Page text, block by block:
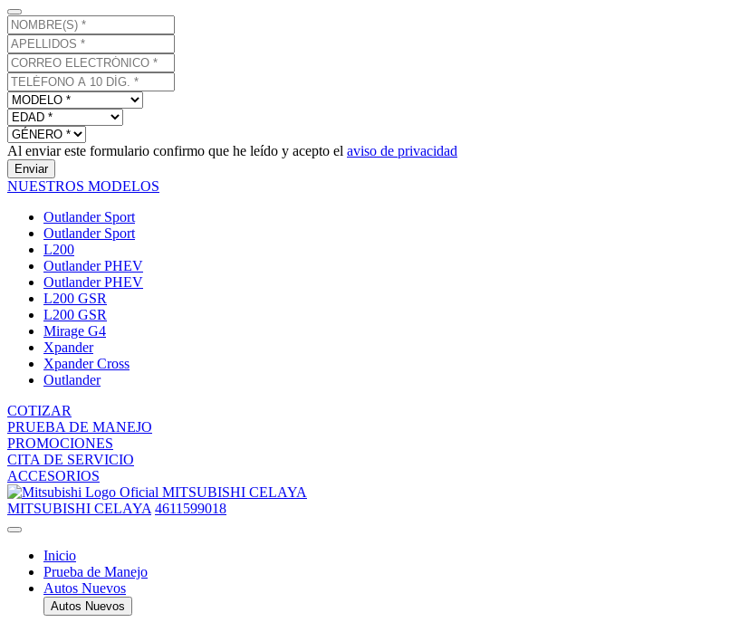
Al enviar este formulario confirmo que he leído y acepto el aviso de privacidad
Enviar
NUESTROS MODELOS
Outlander Sport
Outlander Sport
L200
Outlander PHEV
Outlander PHEV
L200 GSR
L200 GSR
Mirage G4
Xpander
Xpander Cross
Outlander
COTIZAR
PRUEBA DE MANEJO
PROMOCIONES
CITA DE SERVICIO
ACCESORIOS
MITSUBISHI CELAYA
MITSUBISHI CELAYA 4611599018
Inicio
Prueba de Manejo
Autos Nuevos
Autos Nuevos